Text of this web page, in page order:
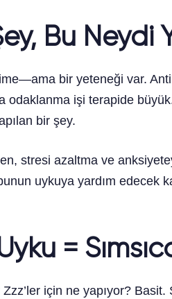
Bu Neydi
bir yeteneği var.
odaklanma işi terapide
bir şey.
stresi azaltma ve
uykuya yardım
=
Zzz’ler için ne yapıyor?